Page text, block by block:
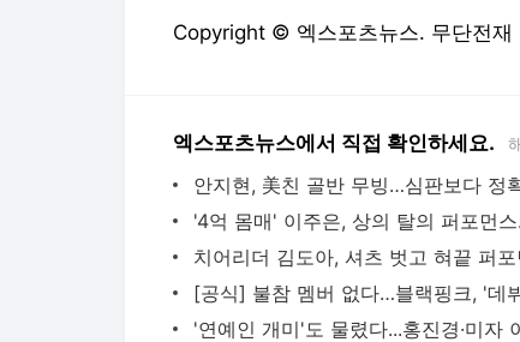
Copyright © 엑스포츠뉴스. 무단전재
엑스포츠뉴스에서 직접 확인하세요.